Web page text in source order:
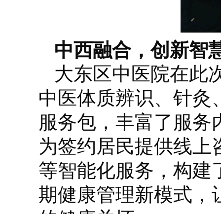
中西融合，创新智
大东区中医院在此
中医体质辨识、针灸
服务包，丰富了服务
为签约居民提供线上
等智能化服务，构建
期健康管理新模式，